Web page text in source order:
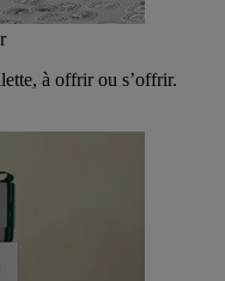
à offrir ou s’offrir.